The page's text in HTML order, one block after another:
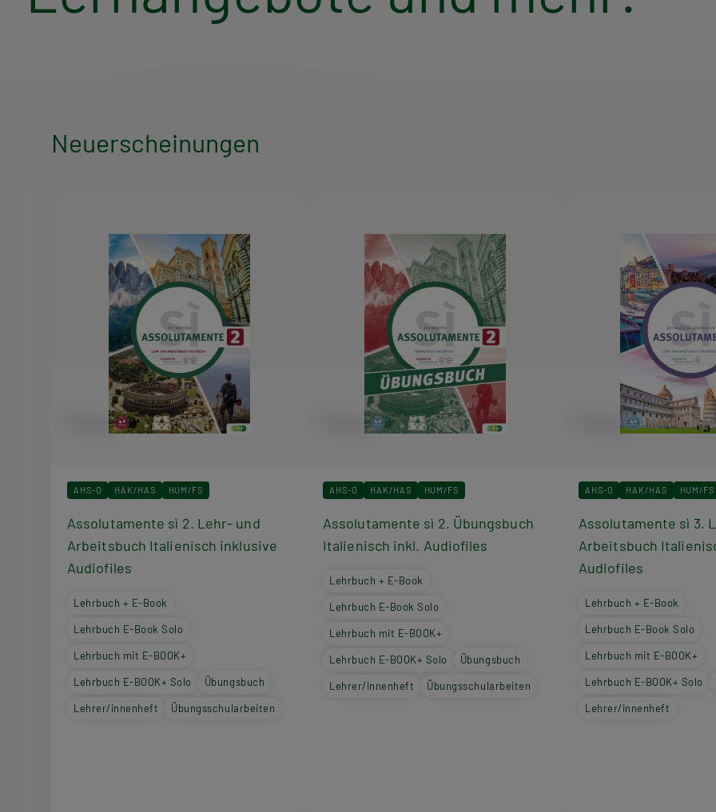
Neuerscheinungen
AHS-O HAK/HAS HUM/FS
Assolutamente sì 2. Lehr- und
Arbeitsbuch Italienisch inklusive
Audiofiles
Lehrbuch + E-Book
Lehrbuch E-Book Solo
Lehrbuch mit E-BOOK+
Lehrbuch E-BOOK+ Solo Übungsbuch
Lehrer/innenheft Übungsschularbeiten
AHS-O HAK/HAS HUM/FS
Assolutamente sì 2. Übungsbuch
Italienisch inkl. Audiofiles
Lehrbuch + E-Book
Lehrbuch E-Book Solo
Lehrbuch mit E-BOOK+
Lehrbuch E-BOOK+ Solo Übungsbuch
Lehrer/innenheft Übungsschularbeiten
AHS-O HAK/HAS HUM/FS
Assolutamente sì 3.
Arbeitsbuch
Audiofiles
Lehrbuch + E-Book
Lehrbuch E-Book Solo
Lehrbuch mit E-BOOK+
Lehrbuch E-BOOK+ Solo
Lehrer/innenheft